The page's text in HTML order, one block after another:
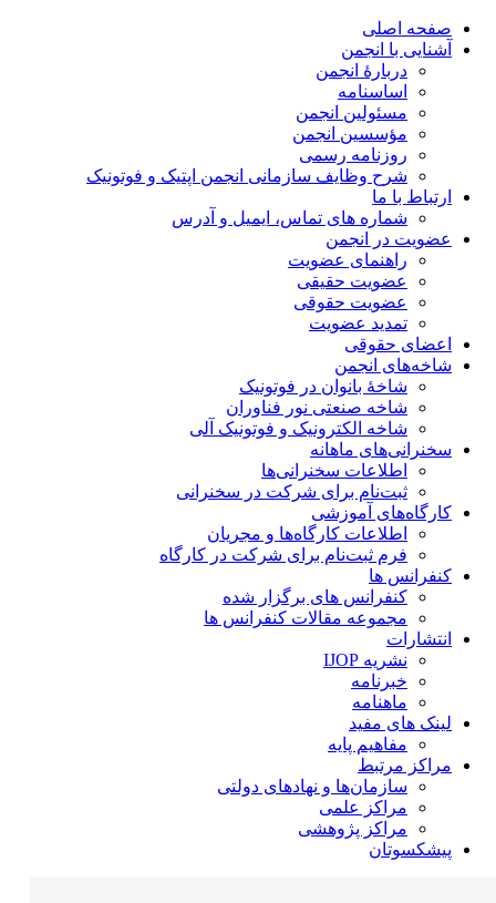
صفحه اصلی
آشنایی با انجمن
دربارۀ انجمن
اساسنامه
مسئولین انجمن
مؤسسین انجمن
روزنامه رسمی
شرح وظایف سازمانی انجمن اپتیک و فوتونیک
ارتباط با ما
شماره های تماس، ایمیل و آدرس
عضویت در انجمن
راهنمای عضویت
عضویت حقیقی
عضویت حقوقی
تمدید عضویت
اعضای حقوقی
شاخه‌های انجمن
شاخۀ بانوان در فوتونیک
شاخه صنعتی نور فناوران
شاخه‌ الکترونیک و فوتونیک آلی
سخنرانی‌های ماهانه
اطلاعات سخنرانی‌‌ها
ثبت‌نام برای شرکت در سخنرانی
کارگاه‌های آموزشی
اطلاعات کارگاه‌ها و مجریان
فرم ثبت‌نام برای شرکت در کارگاه
کنفرانس ها
کنفرانس های برگزار شده
مجموعه مقالات کنفرانس ها
انتشارات
نشریه IJOP
خبرنامه
ماهنامه
لینک های مفید
مفاهیم پایه
مراکز مرتبط
سازمان‌ها و نهادهای دولتی
مراکز علمی
مراکز پژوهشی
پیشکسوتان